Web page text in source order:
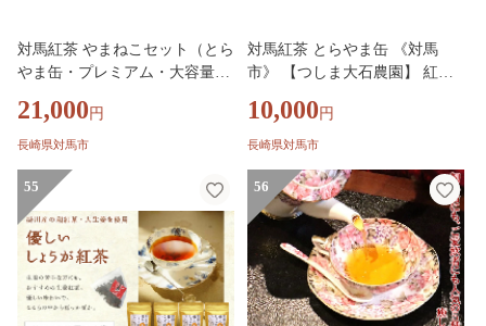
対馬紅茶 やまねこセット（とら
やま缶・プレミアム・大容量）
紅茶 ティー お茶 飲料 ツシマヤ
マネコ [WBE019]
21,000 円
長崎県対馬市
対馬紅茶 とらやま缶 《対馬
市》 【つしま大石農園】 紅茶
コ [WBE018]
10,000 円
長崎県対馬市
55 56